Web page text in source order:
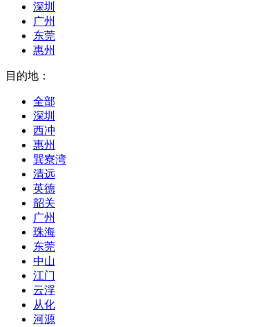
深圳
广州
东莞
惠州
目的地：
全部
深圳
西冲
惠州
巽寮湾
清远
英德
韶关
广州
珠海
东莞
中山
江门
云浮
从化
河源